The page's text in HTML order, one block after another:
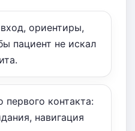
ориентиры,
пациент не искал
первого контакта:
навигация